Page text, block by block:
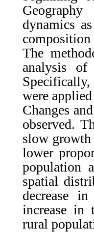
dynamics
The
analysis of
were
Changes
observed.
slow growth
lower
population
spatial
decrease
increase in
rural